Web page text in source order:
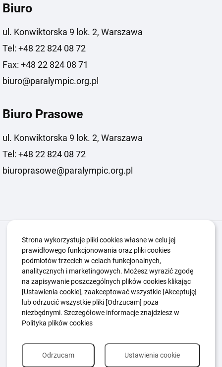
Biuro
ul. Konwiktorska 9 lok. 2, Warszawa
Tel: +48 22 824 08 72
Fax: +48 22 824 08 71
biuro@paralympic.org.pl
Biuro Prasowe
ul. Konwiktorska 9 lok. 2, Warszawa
Tel: +48 22 824 08 72
biuroprasowe@paralympic.org.pl
Igrzyska Paralimpijskie O nas
Kwalifikacje ZSK
Kluby Aktualności
Edukacja
Guttmanny Kontakt
Polityka Ochrony Dzieci
Sygnaliści
Polityka plików cookie
Strona wykorzystuje pliki cookies własne w celu jej
prawidłowego funkcjonowania oraz pliki cookies
podmiotów trzecich w celach funkcjonalnych,
analitycznych i marketingowych. Możesz wyrazić zgodę
na zapisywanie poszczególnych plików cookies klikając
[Ustawienia cookie], zaakceptować wszystkie [Akceptuję]
lub odrzucić wszystkie pliki [Odrzucam] poza
niezbędnymi. Szczegółowe informacje znajdziesz w
Polityka plików cookies
Ustawienia cookie
Odrzucam